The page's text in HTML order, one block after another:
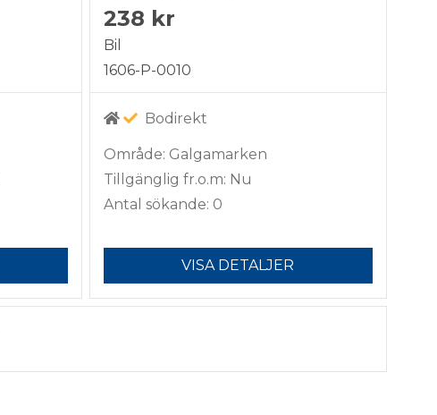
238 kr
Bil
1606-P-0010
Bodirekt
Område: Galgamarken
Tillgänglig fr.o.m: Nu
Antal sökande: 0
VISA DETALJER